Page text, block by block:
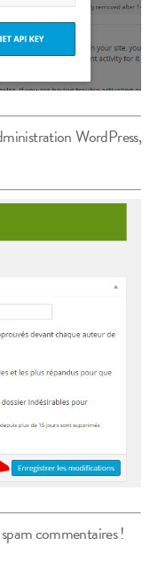
WordPress,
commentaires !